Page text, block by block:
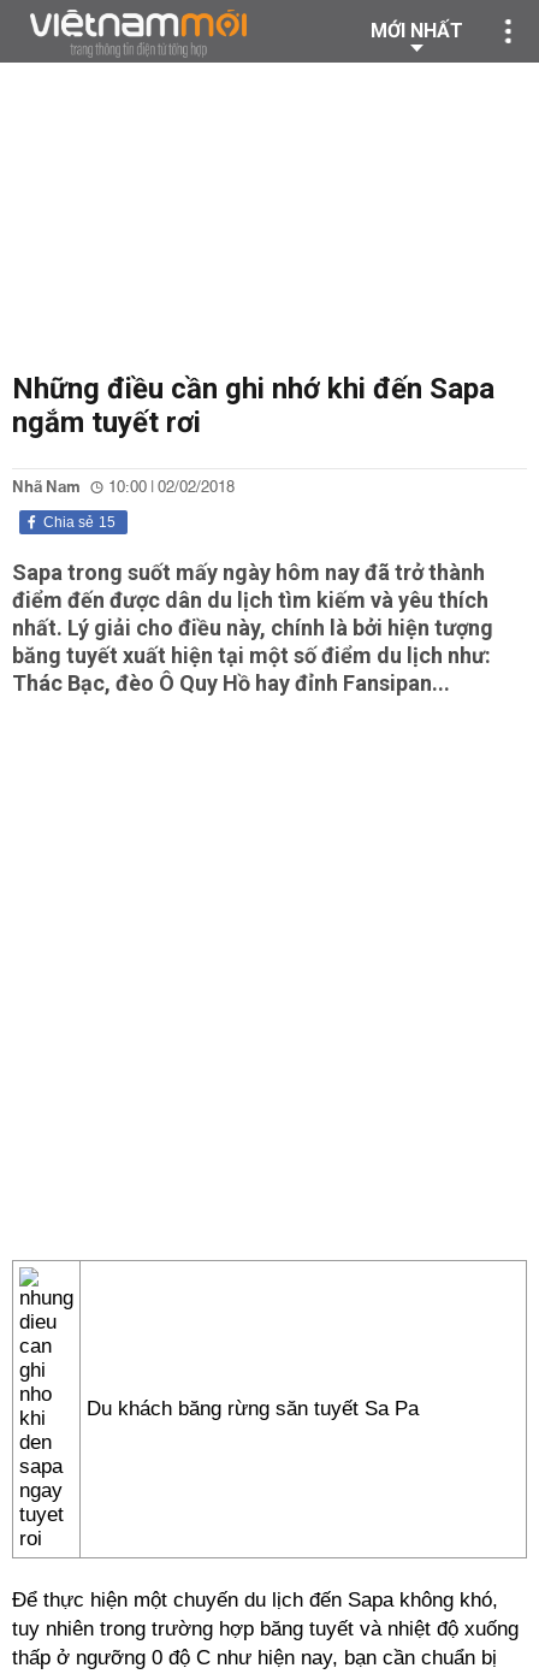
MỚI NHẤT
Những điều cần ghi nhớ khi đến Sapa
ngắm tuyết rơi
Nhã Nam 10:00 | 02/02/2018
15
Chia sẻ
Sapa trong suốt mấy ngày hôm nay đã trở thành
điểm đến được dân du lịch tìm kiếm và yêu thích
nhất. Lý giải cho điều này, chính là bởi hiện tượng
băng tuyết xuất hiện tại một số điểm du lịch như:
Thác Bạc, đèo Ô Quy Hồ hay đỉnh Fansipan...
Du khách băng rừng săn tuyết Sa Pa
Để thực hiện một chuyến du lịch đến Sapa không khó,
tuy nhiên trong trường hợp băng tuyết và nhiệt độ xuống
thấp ở ngưỡng 0 độ C như hiện nay, bạn cần chuẩn bị